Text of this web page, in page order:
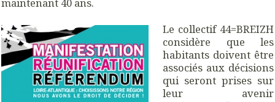
maintenant 40 ans.
Le collectif 44=BREIZH
considère que les
habitants doivent être
associés aux décisions
qui seront prises sur
leur avenir